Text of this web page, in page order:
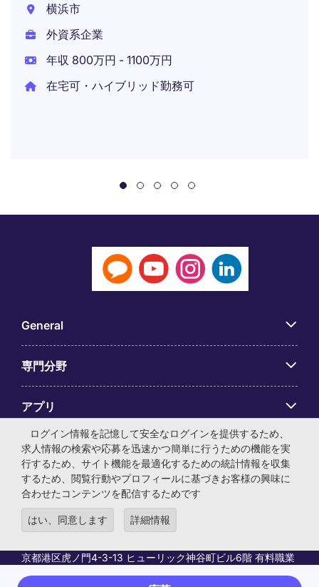
横浜市
外資系企業
年収 800万円 - 1100万円
在宅可・ハイブリッド勤務可
General
専門分野
アプリ
Employer Centre
© マイケル・ペイジ・インターナショナル・ジャパン株式会
京都港区虎ノ門4-3-13 ヒューリック神谷町ビル6階 有料職業
紹介事業許可番号：13-ユ-040405 ／ 労働者派遣事業許可番
ログイン情報を記憶して安全なログインを提供するため、
求人情報の検索や応募を迅速かつ簡単に行うための機能を実
行するため、サイト機能を最適化するための統計情報を収集
するため、閲覧行動やプロフィールに基づきお客様の興味に
合わせたコンテンツを配信するためです
はい、同意します 詳細情報